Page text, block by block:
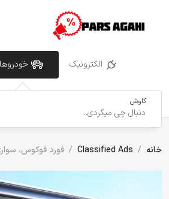
الکترونیک خودروها
کاوش
خانه Classified Ads فورد فوکوس،